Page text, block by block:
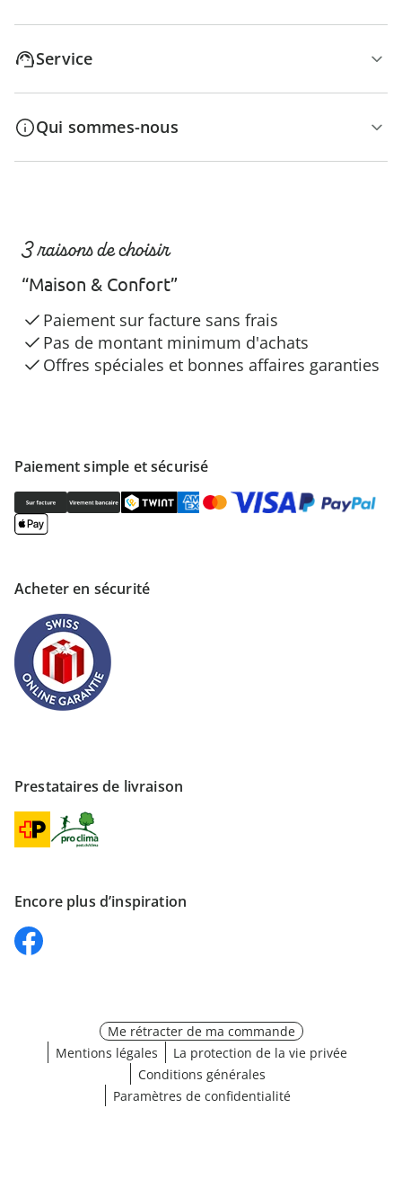
Service
Qui sommes-nous
Paiement simple et sécurisé
Acheter en sécurité
Prestataires de livraison
Encore plus d’inspiration
3 raisons de choisir
“Maison & Confort”
Paiement sur facture sans frais
Pas de montant minimum d'achats
Offres spéciales et bonnes affaires garanties
Me rétracter de ma commande
Mentions légales
La protection de la vie privée
Conditions générales
Paramètres de confidentialité